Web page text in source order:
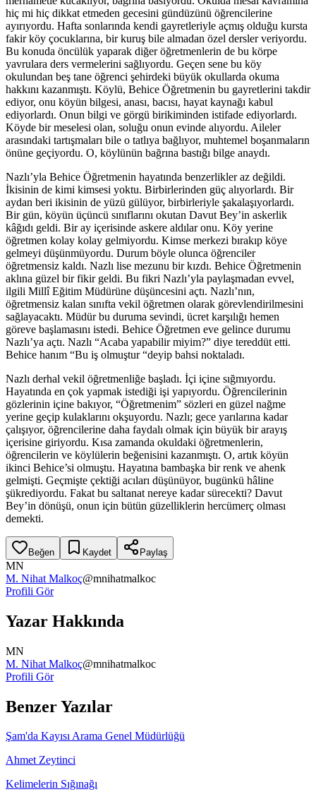
hiç mi hiç dikkat etmeden gecesini gündüzünü öğrencilerine
ayırıyordu. Hafta sonlarında kendi gayretleriyle açmış olduğu kursta
fakir köy çocuklarına, bir kuruş bile almadan özel dersler veriyordu.
Bu konuda öncülük yaparak diğer öğretmenlerin de bu körpe
yavrulara ders vermelerini sağlıyordu. Geçen sene bu köy
okulundan beş tane öğrenci şehirdeki büyük okullarda okuma
hakkını kazanmıştı. Köylü, Behice Öğretmenin bu gayretlerini takdir
ediyor, onu köyün bilgesi, anası, bacısı, hayat kaynağı kabul
ediyorlardı. Onun bilgi ve görgü birikiminden istifade ediyorlardı.
Köyde bir meselesi olan, soluğu onun evinde alıyordu. Aileler
arasındaki tartışmaları bile o tatlıya bağlıyor, muhtemel boşanmaların
önüne geçiyordu. O, köylünün bağrına bastığı bilge anaydı.
Nazlı’yla Behice Öğretmenin hayatında benzerlikler az değildi.
İkisinin de kimi kimsesi yoktu. Birbirlerinden güç alıyorlardı. Bir
aydan beri ikisinin de yüzü gülüyor, birbirleriyle şakalaşıyorlardı.
Bir gün, köyün üçüncü sınıflarını okutan Davut Bey’in askerlik
kâğıdı geldi. Bir ay içerisinde askere aldılar onu. Köy yerine
öğretmen kolay kolay gelmiyordu. Kimse merkezi bırakıp köye
gelmeyi düşünmüyordu. Durum böyle olunca öğrenciler
öğretmensiz kaldı. Nazlı lise mezunu bir kızdı. Behice Öğretmenin
aklına güzel bir fikir geldi. Bu fikri Nazlı’yla paylaşmadan evvel,
ilgili Millî Eğitim Müdürüne düşüncesini açtı. Nazlı’nın,
öğretmensiz kalan sınıfta vekil öğretmen olarak görevlendirilmesini
sağlayacaktı. Müdür bu duruma sevindi, ücret karşılığı hemen
göreve başlamasını istedi. Behice Öğretmen eve gelince durumu
Nazlı’ya açtı. Nazlı “Acaba yapabilir miyim?” diye tereddüt etti.
Behice hanım “Bu iş olmuştur “deyip bahsi noktaladı.
Nazlı derhal vekil öğretmenliğe başladı. İçi içine sığmıyordu.
Hayatında en çok yapmak istediği işi yapıyordu. Öğrencilerinin
gözlerinin içine bakıyor, “Öğretmenim” sözleri en güzel nağme
yerine geçip kulaklarını okşuyordu. Nazlı; gece yarılarına kadar
çalışıyor, öğrencilerine daha faydalı olmak için büyük bir arayış
içerisine giriyordu. Kısa zamanda okuldaki öğretmenlerin,
öğrencilerin ve köylülerin beğenisini kazanmıştı. O, artık köyün
ikinci Behice’si olmuştu. Hayatına bambaşka bir renk ve ahenk
gelmişti. Geçmişte çektiği acıları düşünüyor, bugünkü hâline
şükrediyordu. Fakat bu saltanat nereye kadar sürecekti? Davut
Bey’in dönüşü, onun için bütün güzelliklerin hercümerç olması
demekti.
Beğen Kaydet Paylaş
MN
M. Nihat Malkoç@mnihatmalkoc
Profili Gör
Yazar Hakkında
MN
M. Nihat Malkoç@mnihatmalkoc
Profili Gör
Benzer Yazılar
Şam'da Kayısı Arama Genel Müdürlüğü
Ahmet Zeytinci
Kelimelerin Sığınağı